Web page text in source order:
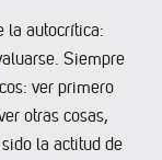
la autocrítica:
Siempre
ver primero
otras cosas,
la actitud de